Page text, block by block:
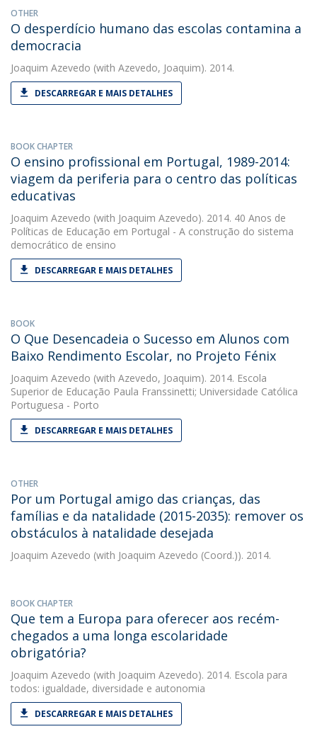
OTHER
O desperdício humano das escolas contamina a
democracia
Joaquim Azevedo (with Azevedo, Joaquim). 2014.
DESCARREGAR E MAIS DETALHES
BOOK CHAPTER
O ensino profissional em Portugal, 1989-2014:
viagem da periferia para o centro das políticas
educativas
Joaquim Azevedo (with Joaquim Azevedo). 2014. 40 Anos de
Políticas de Educação em Portugal - A construção do sistema
democrático de ensino
DESCARREGAR E MAIS DETALHES
BOOK
O Que Desencadeia o Sucesso em Alunos com
Baixo Rendimento Escolar, no Projeto Fénix
Joaquim Azevedo (with Azevedo, Joaquim). 2014. Escola
Superior de Educação Paula Franssinetti; Universidade Católica
Portuguesa - Porto
DESCARREGAR E MAIS DETALHES
OTHER
Por um Portugal amigo das crianças, das
famílias e da natalidade (2015-2035): remover os
obstáculos à natalidade desejada
Joaquim Azevedo (with Joaquim Azevedo (Coord.)). 2014.
BOOK CHAPTER
Que tem a Europa para oferecer aos recém-
chegados a uma longa escolaridade
obrigatória?
Joaquim Azevedo (with Joaquim Azevedo). 2014. Escola para
todos: igualdade, diversidade e autonomia
DESCARREGAR E MAIS DETALHES